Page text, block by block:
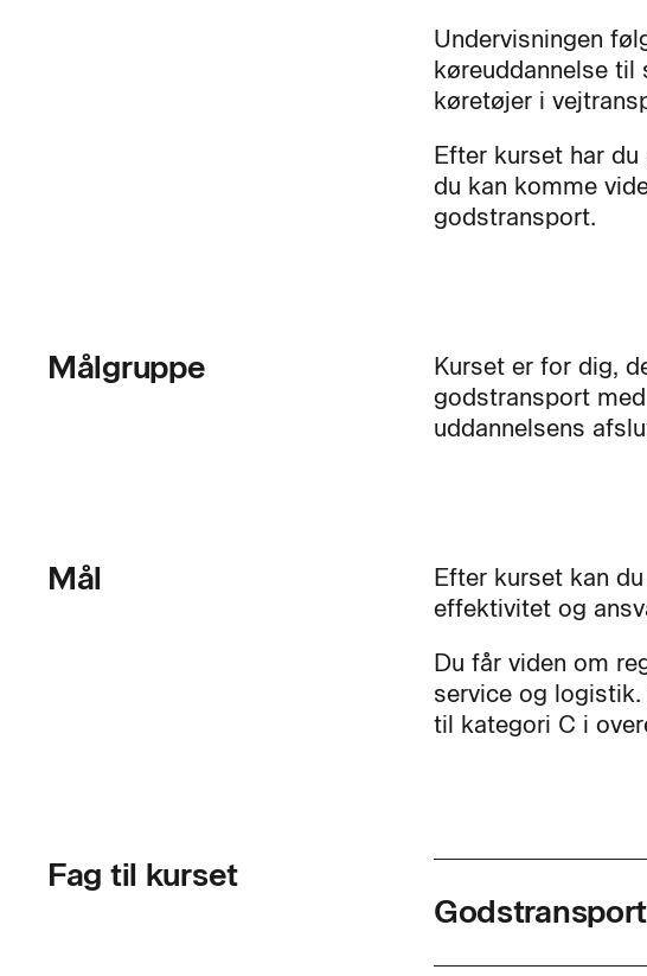
Undervisningen
køreuddannelse
køretøjer i
Efter kurset har
du kan komme
godstransport.
Målgruppe
Kurset er for dig,
godstransport
uddannelsens
Mål
Efter kurset kan
effektivitet og
Du får viden om
service og
til kategori C i
Fag til kurset